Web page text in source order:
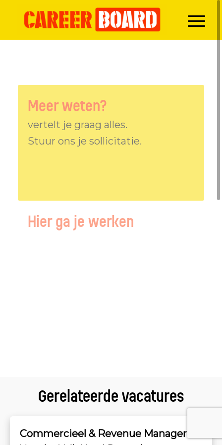
Meer weten?
vertelt je graag alles.
Stuur ons je sollicitatie.
Hier ga je werken
Gerelateerde vacatures
Commercieel & Revenue Manager